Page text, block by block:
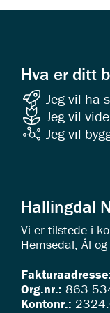
Hva er ditt
Jeg vil ha
Jeg vil
Jeg vil
Hallingdal
Vi er tilstede i
Hemsedal, Ål
Org.nr.: 863
Kontonr.: